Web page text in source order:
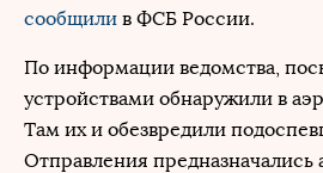
сообщили в ФСБ России.
По информации ведомства,
устройствами обнаружили в
Там их и обезвредили
Отправления предназначались